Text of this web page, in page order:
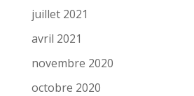
juillet 2021
avril 2021
novembre 2020
octobre 2020